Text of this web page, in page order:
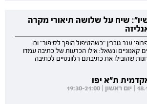
שיח על שלושה תיאורי מקרה
ענר גוברין "כשהטיפול הופך לסיפור" ובו
ונשאל: אילו הכרעות של כתיבה עמדו
שהובילו את כתיבתם רלוונטיים לכתיבה
ת"א יפו